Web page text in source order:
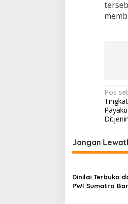
N
a
v
i
g
s
i
Pos
Jangan
Dinilai Terbuka
PWI Sumatra